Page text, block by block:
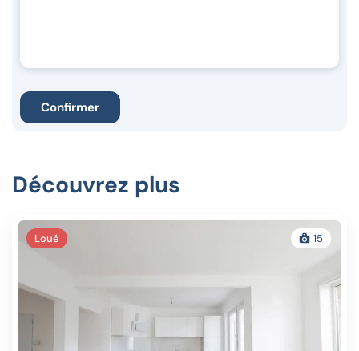
Découvrez plus
Loué 15